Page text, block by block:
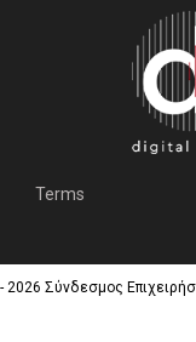
Terms
2026 Σύνδεσμος